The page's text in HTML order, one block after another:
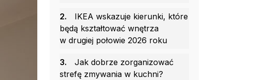
2.
IKEA wskazuje kierunki, które
będą kształtować wnętrza
w drugiej połowie 2026 roku
3.
Jak dobrze zorganizować
strefę zmywania w kuchni?